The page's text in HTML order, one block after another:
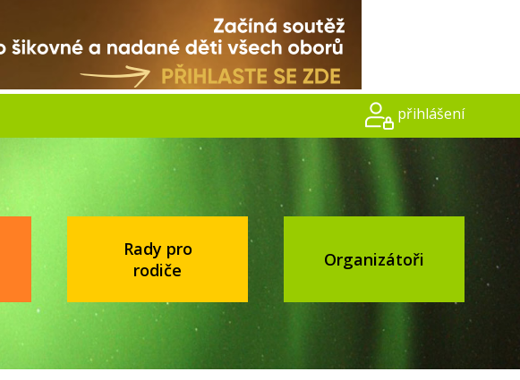
přihlášení
Rady pro
rodiče
Organizátoři